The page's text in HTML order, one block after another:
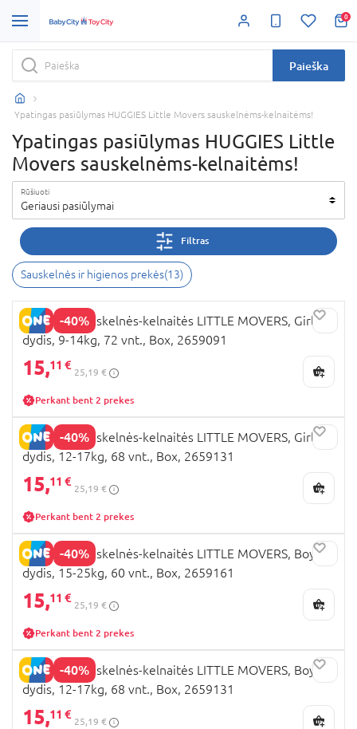
0
Paieška
Ypatingas pasiūlymas HUGGIES Little Movers sauskelnėms-kelnaitėms!
Ypatingas pasiūlymas HUGGIES Little
Movers sauskelnėms-kelnaitėms!
Rūšiuoti
Geriausi pasiūlymai
Filtras
Sauskelnės ir higienos prekės(13)
-40%
HUGGIES sauskelnės-kelnaitės LITTLE MOVERS, Girls, 4
dydis, 9-14kg, 72 vnt., Box, 2659091
15,11 €
25,19 €
Perkant bent 2 prekes
-40%
HUGGIES sauskelnės-kelnaitės LITTLE MOVERS, Girls, 5
dydis, 12-17kg, 68 vnt., Box, 2659131
15,11 €
25,19 €
Perkant bent 2 prekes
-40%
HUGGIES sauskelnės-kelnaitės LITTLE MOVERS, Boys, 6
dydis, 15-25kg, 60 vnt., Box, 2659161
15,11 €
25,19 €
Perkant bent 2 prekes
-40%
HUGGIES sauskelnės-kelnaitės LITTLE MOVERS, Boys, 5
dydis, 12-17kg, 68 vnt., Box, 2659131
15,11 €
25,19 €